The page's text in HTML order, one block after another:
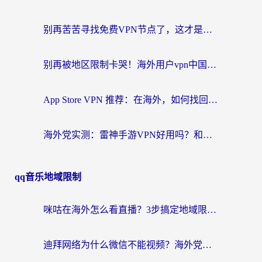
别再苦苦寻找免费VPN节点了，这才是海外访问国内资源的正确姿势
别再被地区限制卡哭！海外用户vpn中国下载全攻略，无缝刷剧办公社交
App Store VPN 推荐：在海外，如何找回那扇回家的“任意门”？
海外党实测：雷神手游VPN好用吗？和闪电VPN对比哪个回国效果更好？附小众工具深度测评
qq音乐地域限制
咪咕在海外怎么看直播？3步搞定地域限制，还能畅看腾讯视频与国内热剧
迪拜网络为什么微信不能视频？海外党必看的回国加速全攻略